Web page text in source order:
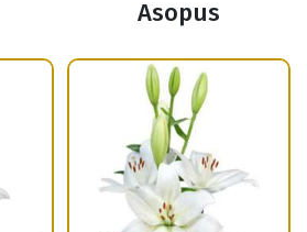
Asopus